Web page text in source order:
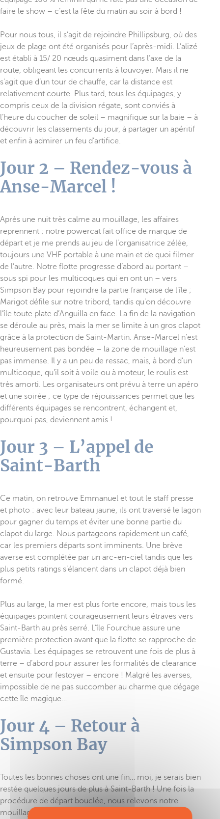
faire le show – c’est la fête du matin au soir à bord !
Pour nous tous, il s’agit de rejoindre Phillipsburg, où des
jeux de plage ont été organisés pour l’après-midi. L’alizé
est établi à 15/ 20 nœuds quasiment dans l’axe de la
route, obligeant les concurrents à louvoyer. Mais il ne
s’agit que d’un tour de chauffe, car la distance est
relativement courte. Plus tard, tous les équipages, y
compris ceux de la division régate, sont conviés à
l’heure du coucher de soleil – magnifique sur la baie – à
découvrir les classements du jour, à partager un apéritif
et enfin à admirer un feu d’artifice.
Jour 2 – Rendez-vous à
Anse-Marcel !
Après une nuit très calme au mouillage, les affaires
reprennent ; notre powercat fait office de marque de
départ et je me prends au jeu de l’organisatrice zélée,
toujours une VHF portable à une main et de quoi filmer
de l’autre. Notre flotte progresse d’abord au portant –
sous spi pour les multicoques qui en ont un – vers
Simpson Bay pour rejoindre la partie française de l’île ;
Marigot défile sur notre tribord, tandis qu’on découvre
l’île toute plate d’Anguilla en face. La fin de la navigation
se déroule au près, mais la mer se limite à un gros clapot
grâce à la protection de Saint-Martin. Anse-Marcel n’est
heureusement pas bondée – la zone de mouillage n’est
pas immense. Il y a un peu de ressac, mais, à bord d’un
multicoque, qu’il soit à voile ou à moteur, le roulis est
très amorti. Les organisateurs ont prévu à terre un apéro
et une soirée ; ce type de réjouissances permet que les
différents équipages se rencontrent, échangent et,
pourquoi pas, deviennent amis !
Jour 3 – L’appel de
Saint-Barth
Ce matin, on retrouve Emmanuel et tout le staff presse
et photo : avec leur bateau jaune, ils ont traversé le lagon
pour gagner du temps et éviter une bonne partie du
clapot du large. Nous partageons rapidement un café,
car les premiers départs sont imminents. Une brève
averse est complétée par un arc-en-ciel tandis que les
plus petits ratings s’élancent dans un clapot déjà bien
formé.
Plus au large, la mer est plus forte encore, mais tous les
équipages pointent courageusement leurs étraves vers
Saint-Barth au près serré. L’île Fourchue assure une
première protection avant que la flotte se rapproche de
Gustavia. Les équipages se retrouvent une fois de plus à
terre – d’abord pour assurer les formalités de clearance
et ensuite pour festoyer – encore ! Malgré les averses,
impossible de ne pas succomber au charme que dégage
cette île magique…
Jour 4 – Retour à
Simpson Bay
Toutes les bonnes choses ont une fin… moi, je serais bien
restée quelques jours de plus à Saint-Barth ! Une fois la
procédure de départ bouclée, nous relevons notre
mouillage et progressons à bonne allure vers Simpson